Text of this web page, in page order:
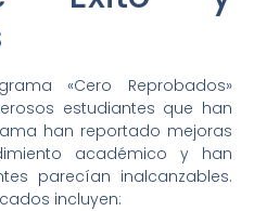
«Cero Reprobados»
estudiantes que han
han reportado mejoras
académico y han
parecían inalcanzables.
incluyen: